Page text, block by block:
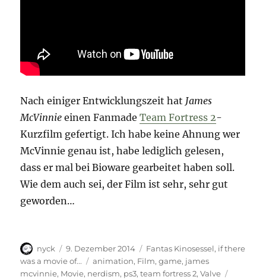
Nach einiger Entwicklungszeit hat James
McVinnie einen FanmadeTeam Fortress 2-
Kurzfilm gefertigt. Ich habe keine Ahnung wer
McVinnie genau ist, habe lediglich gelesen,
dass er mal bei Bioware gearbeitet haben soll.
Wie dem auch sei, der Film ist sehr, sehr gut
geworden…
Autor
nyck
Veröffentlicht
am
9. Dezember 2014 Kategorien
Fantas Kinosessel, if there
was a movie of...
Schlagwörter
animation, Film,game, james
mcvinnie, Movie, nerdism, ps3,team fortress 2,Valve